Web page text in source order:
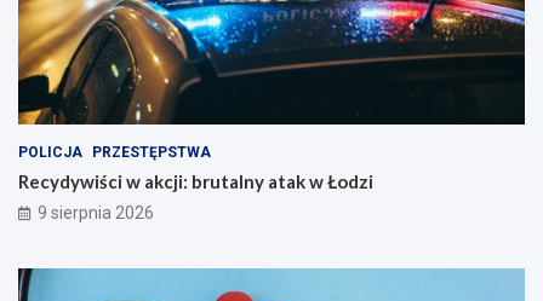
POLICJA PRZESTĘPSTWA
Recydywiści w akcji: brutalny atak w Łodzi
9 sierpnia 2026